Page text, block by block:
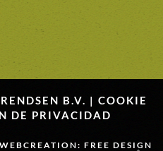
B.V. | COOKIE
DE PRIVACIDAD
WEBCREATION: FREE DESIGN